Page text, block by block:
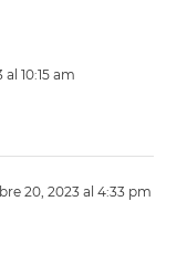
10:15 am
20, 2023 al 4:33 pm